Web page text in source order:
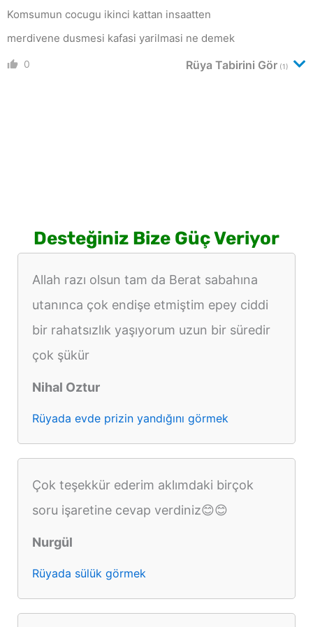
Komsumun cocugu ikinci kattan insaatten
merdivene dusmesi kafasi yarilmasi ne demek
0 Rüya Tabirini Gör (1)
Desteğiniz Bize Güç Veriyor
Allah razı olsun tam da Berat sabahına
utanınca çok endişe etmiştim epey ciddi
bir rahatsızlık yaşıyorum uzun bir süredir
çok şükür
Nihal Oztur
Rüyada evde prizin yandığını görmek
Çok teşekkür ederim aklımdaki birçok
soru işaretine cevap verdiniz😊😊
Nurgül
Rüyada sülük görmek